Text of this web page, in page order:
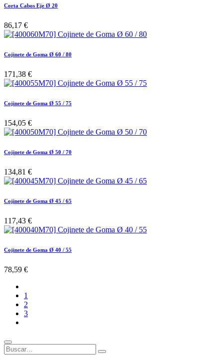
Corta Cabos Eje Ø 20
86,17 €
Cojinete de Goma Ø 60 / 80
171,38 €
Cojinete de Goma Ø 55 / 75
154,05 €
Cojinete de Goma Ø 50 / 70
134,81 €
Cojinete de Goma Ø 45 / 65
117,43 €
Cojinete de Goma Ø 40 / 55
78,59 €
1
2
3